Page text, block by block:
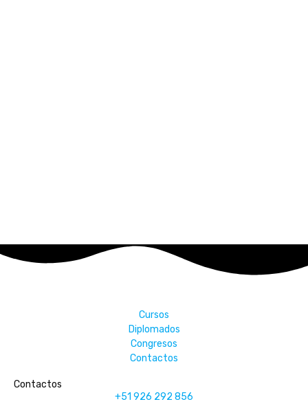
Cursos
Diplomados
Congresos
Contactos
Contactos
+51 926 292 856